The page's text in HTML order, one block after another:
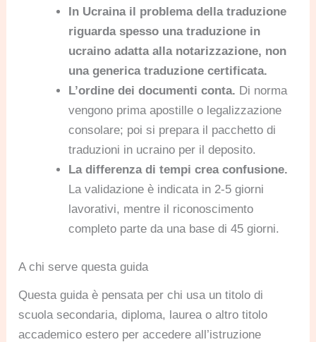
In Ucraina il problema della traduzione
riguarda spesso una traduzione in
ucraino adatta alla notarizzazione, non
una generica traduzione certificata.
L’ordine dei documenti conta. Di norma
vengono prima apostille o legalizzazione
consolare; poi si prepara il pacchetto di
traduzioni in ucraino per il deposito.
La differenza di tempi crea confusione.
La validazione è indicata in 2-5 giorni
lavorativi, mentre il riconoscimento
completo parte da una base di 45 giorni.
A chi serve questa guida
Questa guida è pensata per chi usa un titolo di
scuola secondaria, diploma, laurea o altro titolo
accademico estero per accedere all’istruzione